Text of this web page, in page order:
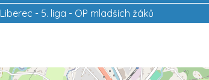
Liberec - 5. liga - OP mladších žáků